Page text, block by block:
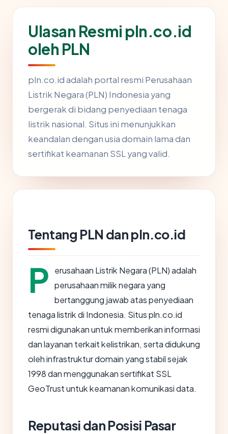
Ulasan Resmi pln.co.id
oleh PLN
pln.co.id adalah portal resmi Perusahaan
Listrik Negara (PLN) Indonesia yang
bergerak di bidang penyediaan tenaga
listrik nasional. Situs ini menunjukkan
keandalan dengan usia domain lama dan
sertifikat keamanan SSL yang valid.
Tentang PLN dan pln.co.id
P
erusahaan Listrik Negara (PLN) adalah
perusahaan milik negara yang
bertanggung jawab atas penyediaan
tenaga listrik di Indonesia. Situs pln.co.id
resmi digunakan untuk memberikan informasi
dan layanan terkait kelistrikan, serta didukung
oleh infrastruktur domain yang stabil sejak
1998 dan menggunakan sertifikat SSL
GeoTrust untuk keamanan komunikasi data.
Reputasi dan Posisi Pasar